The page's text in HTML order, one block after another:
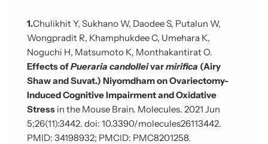
1.Chulikhit Y, Sukhano W, Daodee S, Putalun W,
Wongpradit R, Khamphukdee C, Umehara K,
Noguchi H, Matsumoto K, Monthakantirat O.
Effects ofPueraria candolleivarmirifica (Airy
Shaw and Suvat.) Niyomdham on Ovariectomy-
Induced Cognitive Impairment and Oxidative
Stress in the Mouse Brain. Molecules. 2021 Jun
5;26(11):3442. doi: 10.3390/molecules26113442.
PMID: 34198932; PMCID: PMC8201258.